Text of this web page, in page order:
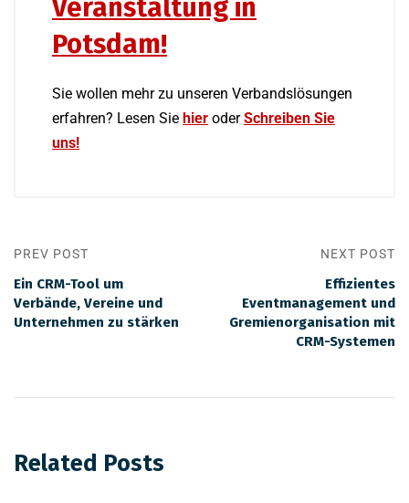
Veranstaltung in
Potsdam!
Sie wollen mehr zu unseren Verbandslösungen
erfahren? Lesen Sie hier oderSchreiben Sie
uns!
PREV POST
Ein CRM-Tool um
Verbände, Vereine und
Unternehmen zu stärken
NEXT POST
Effizientes
Eventmanagement und
Gremienorganisation mit
CRM-Systemen
Related Posts